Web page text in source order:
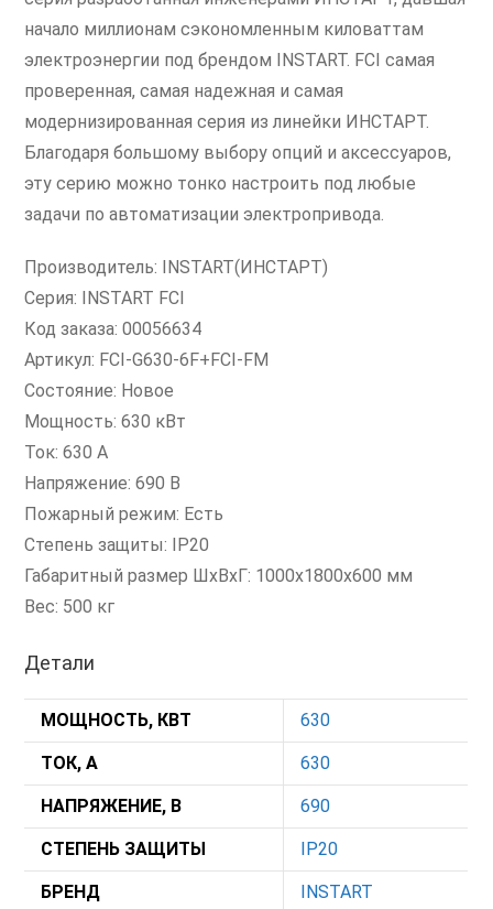
начало миллионам сэкономленным киловаттам
электроэнергии под брендом INSTART. FCI самая
проверенная, самая надежная и самая
модернизированная серия из линейки ИНСТАРТ.
Благодаря большому выбору опций и аксессуаров,
эту серию можно тонко настроить под любые
задачи по автоматизации электропривода.
Производитель: INSTART(ИНСТАРТ)
Серия: INSTART FCI
Код заказа: 00056634
Артикул: FCI-G630-6F+FCI-FM
Состояние: Новое
Мощность: 630 кВт
Ток: 630 А
Напряжение: 690 В
Пожарный режим: Есть
Степень защиты: IP20
Габаритный размер ШхВхГ: 1000x1800x600 мм
Вес: 500 кг
Детали
МОЩНОСТЬ, КВТ 630
ТОК, А 630
НАПРЯЖЕНИЕ, В 690
СТЕПЕНЬ ЗАЩИТЫ IP20
БРЕНД INSTART